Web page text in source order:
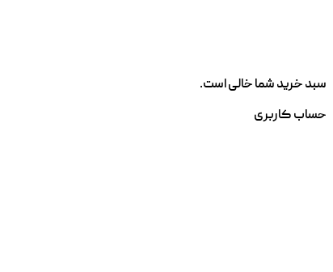
سبد خرید شما خالی است.
حساب کاربری